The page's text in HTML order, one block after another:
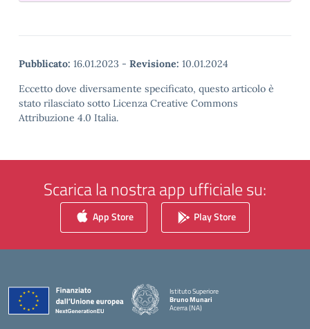
Pubblicato: 16.01.2023 - Revisione: 10.01.2024
Eccetto dove diversamente specificato, questo articolo è
stato rilasciato sotto Licenza Creative Commons
Attribuzione 4.0 Italia.
Scarica la nostra app ufficiale su:
App Store Play Store
Istituto Superiore
Bruno Munari
Acerra (NA)